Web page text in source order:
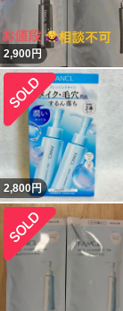
2,900円
2,800円